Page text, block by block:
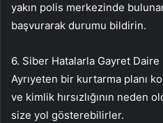
yakın polis merkezinde
başvurarak durumu bildirin.
6. Siber Hatalarla Gayret
Ayrıyeten bir kurtarma planı
ve kimlik hırsızlığının neden
size yol gösterebilirler.